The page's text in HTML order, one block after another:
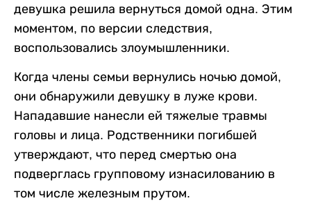
девушка решила вернуться домой одна. Этим
моментом, по версии следствия,
воспользовались злоумышленники.
Когда члены семьи вернулись ночью домой,
они обнаружили девушку в луже крови.
Нападавшие нанесли ей тяжелые травмы
головы и лица. Родственники погибшей
утверждают, что перед смертью она
подверглась групповому изнасилованию в
том числе железным прутом.